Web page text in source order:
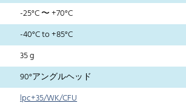
-25°C 〜 +70°C
-40°C to +85°C
35 g
90°アングルヘッド
lpc+35/WK/CFU